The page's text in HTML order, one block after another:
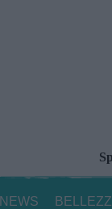
NEWS